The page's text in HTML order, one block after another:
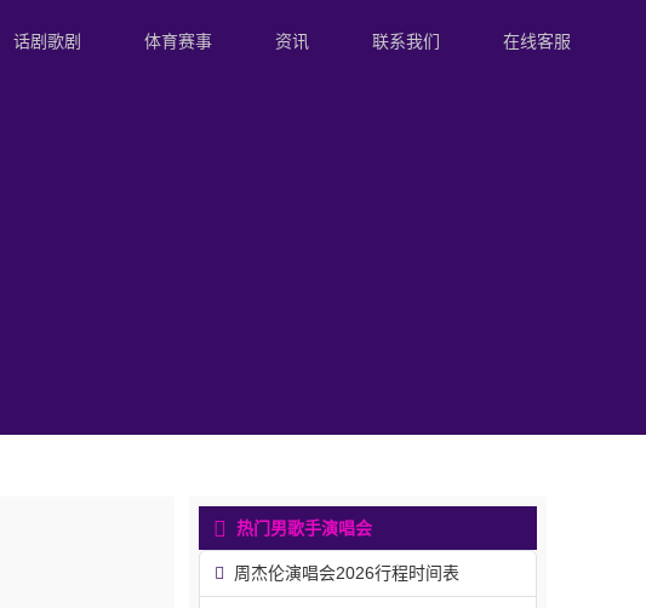
话剧歌剧 体育赛事 资讯 联系我们 在线客服
热门男歌手演唱会
周杰伦演唱会2026行程时间表